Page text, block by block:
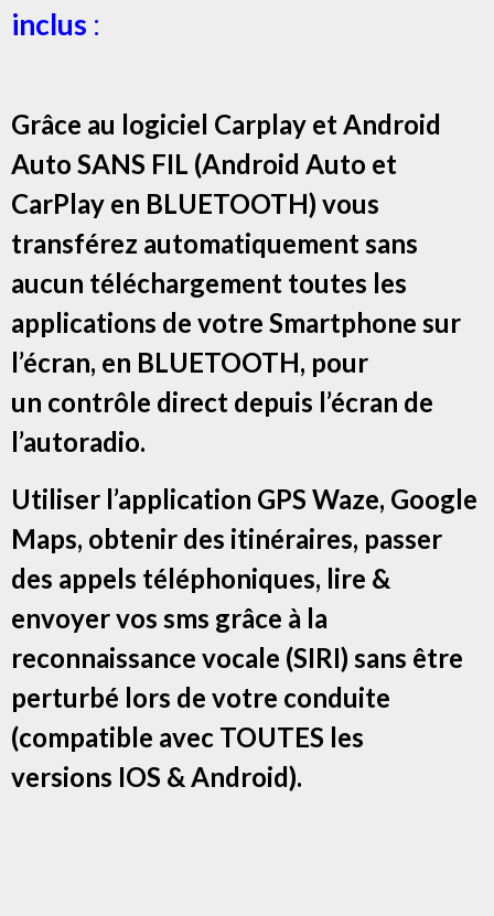
inclus :
Grâce au logiciel Carplay et Android
Auto SANS FIL (Android Auto et
CarPlay en BLUETOOTH) vous
transférez automatiquement sans
aucun téléchargement toutes les
applications de votre Smartphone sur
l’écran, en BLUETOOTH, pour
un contrôle direct depuis l’écran de
l’autoradio.
Utiliser l’application GPS Waze, Google
Maps, obtenir des itinéraires, passer
des appels téléphoniques, lire &
envoyer vos sms grâce à la
reconnaissance vocale (SIRI) sans être
perturbé lors de votre conduite
(compatible avec TOUTES les
versions IOS & Android).